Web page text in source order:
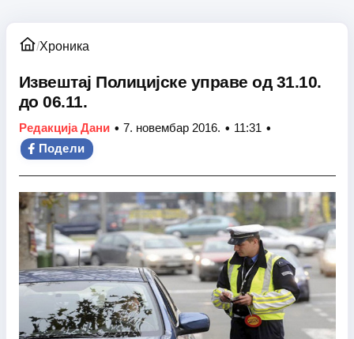
/Хроника
Извештај Полицијске управе од 31.10.
до 06.11.
Редакција Дани • 7. новембар 2016. • 11:31 •
Подели